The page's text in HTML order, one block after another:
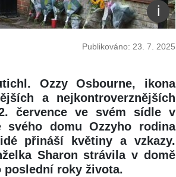
Publikováno: 23. 7. 2025
Ozzy Osbourne, ikona
a nejkontroverznějších
července ve svém sídle v
svého domu Ozzyho rodina
přináší květiny a vzkazy.
Sharon strávila v domě
poslední roky života.